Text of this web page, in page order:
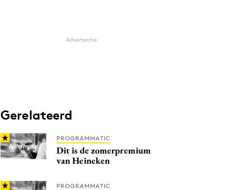
Advertentie
Gerelateerd
PROGRAMMATIC
Dit is de zomerpremium
van Heineken
PROGRAMMATIC